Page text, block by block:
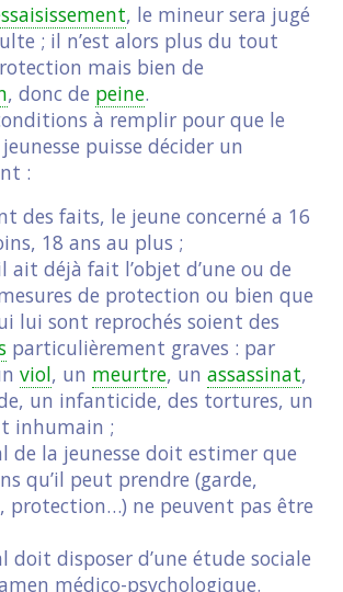
, le mineur sera jugé
; il n’est alors plus du tout
mais bien de
, donc de peine.
à remplir pour que le
puisse décider un
:
des faits, le jeune concerné a 16
18 ans au plus ;
ait déjà fait l’objet d’une ou de
de protection ou bien que
lui sont reprochés soient des
particulièrement graves : par
viol, un meurtre, un assassinat,
un infanticide, des tortures, un
inhumain ;
de la jeunesse doit estimer que
qu’il peut prendre (garde,
protection…) ne peuvent pas être
doit disposer d’une étude sociale
médico-psychologique.